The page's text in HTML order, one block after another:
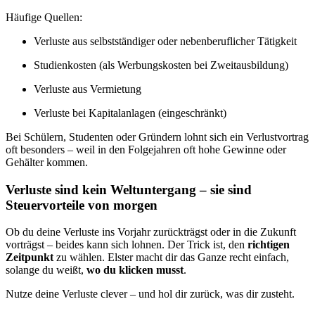
Häufige Quellen:
Verluste aus selbstständiger oder nebenberuflicher Tätigkeit
Studienkosten (als Werbungskosten bei Zweitausbildung)
Verluste aus Vermietung
Verluste bei Kapitalanlagen (eingeschränkt)
Bei Schülern, Studenten oder Gründern lohnt sich ein Verlustvortrag
oft besonders – weil in den Folgejahren oft hohe Gewinne oder
Gehälter kommen.
Verluste sind kein Weltuntergang – sie sind
Steuervorteile von morgen
Ob du deine Verluste ins Vorjahr zurückträgst oder in die Zukunft
vorträgst – beides kann sich lohnen. Der Trick ist, den richtigen
Zeitpunkt zu wählen. Elster macht dir das Ganze recht einfach,
solange du weißt, wo du klicken musst.
Nutze deine Verluste clever – und hol dir zurück, was dir zusteht.